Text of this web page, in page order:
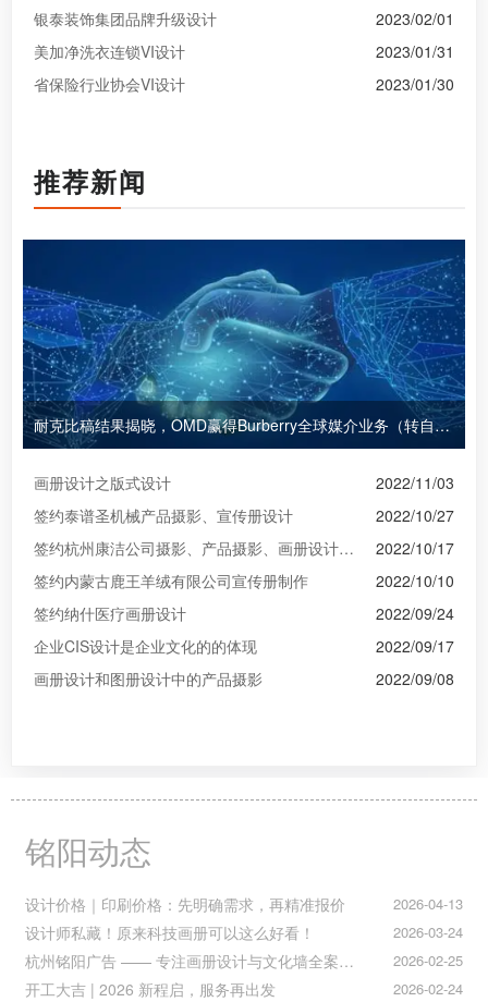
2023/02/01
银泰装饰集团品牌升级设计
2023/01/31
美加净洗衣连锁VI设计
2023/01/30
省保险行业协会VI设计
推荐新闻
耐克比稿结果揭晓，OMD赢得Burberry全球媒介业务（转自广告狂人日报）
2022/11/03
画册设计之版式设计
2022/10/27
签约泰谱圣机械产品摄影、宣传册设计
2022/10/17
签约杭州康洁公司摄影、产品摄影、画册设计制作
2022/10/10
签约内蒙古鹿王羊绒有限公司宣传册制作
2022/09/24
签约纳什医疗画册设计
2022/09/17
企业CIS设计是企业文化的的体现
2022/09/08
画册设计和图册设计中的产品摄影
铭阳动态
2026-04-13
设计价格｜印刷价格：先明确需求，再精准报价
2026-03-24
设计师私藏！原来科技画册可以这么好看！
2026-02-25
杭州铭阳广告 —— 专注画册设计与文化墙全案落地
2026-02-24
开工大吉 | 2026 新程启，服务再出发